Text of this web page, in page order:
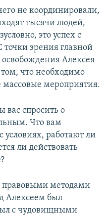
не координировали,
тысячи людей,
это успех с
точки зрения главной
Алексея
том, что необходимо
мероприятия.
вас спросить о
Что вам
условиях, работают ли
ли действовать
правовыми методами
Алексеем был
с чудовищными